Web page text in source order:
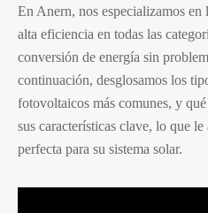
En Anern, nos especializamos
alta eficiencia en todas las
conversión de energía sin
continuación, desglosamos los
fotovoltaicos más comunes, y
sus características clave, lo que
perfecta para su sistema solar.